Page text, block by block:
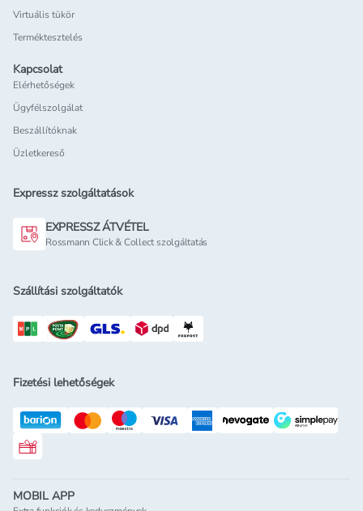
Virtuális tükör
Terméktesztelés
Kapcsolat
Elérhetőségek
Ügyfélszolgálat
Beszállítóknak
Üzletkereső
Expressz szolgáltatások
EXPRESSZ ÁTVÉTEL
Rossmann Click & Collect szolgáltatás
Szállítási szolgáltatók
Fizetési lehetőségek
Rossmann ajándékkártya
MOBIL APP